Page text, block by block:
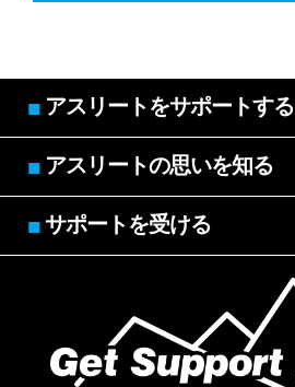
■ アスリートをサポートする
■ アスリートの思いを知る
■サポートを受ける